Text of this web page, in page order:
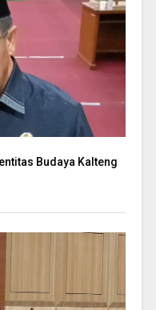
Budaya Kalteng